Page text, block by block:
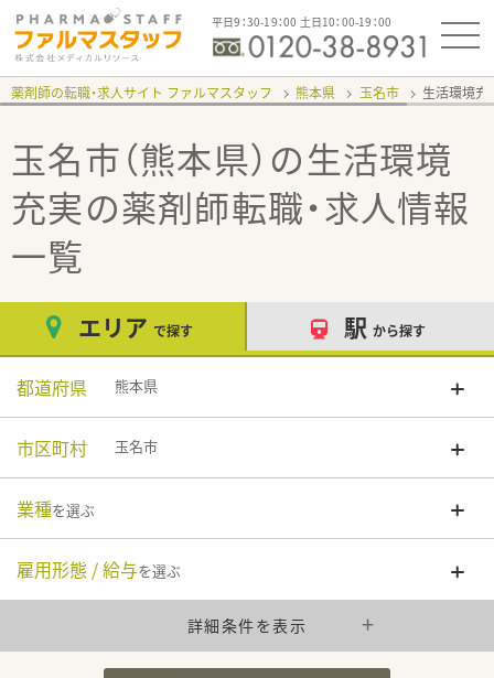
平日9：30-19：00 土日10：00-19：00
薬剤師の転職・求人サイト ファルマスタッフ 熊本県 玉名市 生活環境
玉名市（熊本県）の生活環境
充実の薬剤師転職・求人情報
一覧
エリア で探す 駅 から探す
都道府県 熊本県
市区町村 玉名市
業種を選ぶ
雇用形態 / 給与を選ぶ
詳細条件を表示